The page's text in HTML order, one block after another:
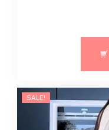
SALE!